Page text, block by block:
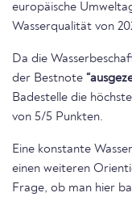
europäische
Wasserqualität von
Da die
der Bestnote
Badestelle die
von 5/5 Punkten.
Eine konstante
einen weiteren
Frage, ob man hier